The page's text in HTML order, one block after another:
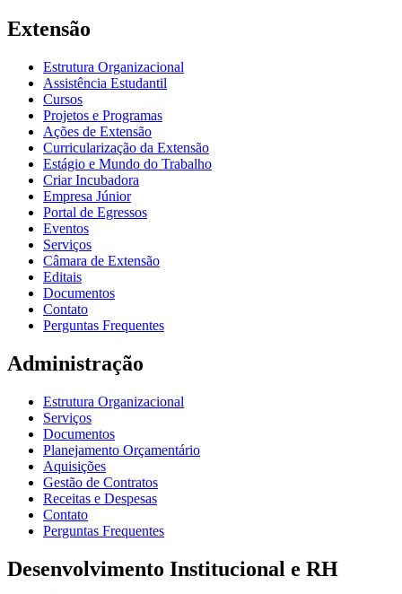
Extensão
Estrutura Organizacional
Assistência Estudantil
Cursos
Projetos e Programas
Ações de Extensão
Curricularização da Extensão
Estágio e Mundo do Trabalho
Criar Incubadora
Empresa Júnior
Portal de Egressos
Eventos
Serviços
Câmara de Extensão
Editais
Documentos
Contato
Perguntas Frequentes
Administração
Estrutura Organizacional
Serviços
Documentos
Planejamento Orçamentário
Aquisições
Gestão de Contratos
Receitas e Despesas
Contato
Perguntas Frequentes
Desenvolvimento Institucional e RH